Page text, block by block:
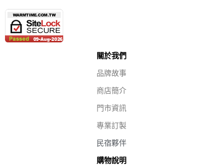
關於我們
品牌故事
商店簡介
門市資訊
專業訂製
民宿夥伴
購物說明